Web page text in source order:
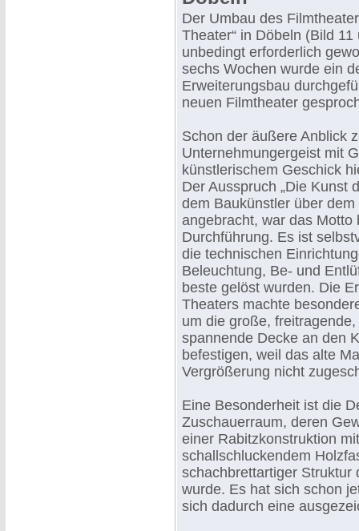
Der Umbau des
Theater“ in Döbeln (Bild
unbedingt erforderlich
sechs Wochen wurde ein
Erweiterungsbau
neuen Filmtheater
Schon der äußere Anblick
Unternehmungergeist mit
künstlerischem Geschick
Der Ausspruch „Die Kunst
dem Baukünstler über
angebracht, war das Motto
Durchführung. Es ist
die technischen
Beleuchtung, Be- und
beste gelöst wurden. Die
Theaters machte
um die große,
spannende Decke an den
befestigen, weil das alte
Vergrößerung nicht
Eine Besonderheit ist die
Zuschauerraum, deren
einer Rabitzkonstruktion
schallschluckendem
schachbrettartiger Struktur
wurde. Es hat sich schon
sich dadurch eine